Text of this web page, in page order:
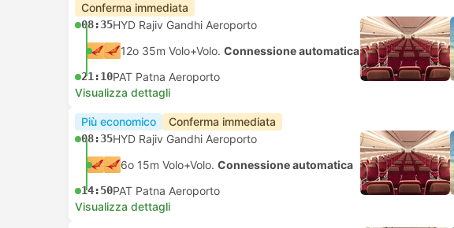
Conferma immediata
08:35HYD Rajiv Gandhi Aeroporto
12o 35m Volo+Volo. Connessione automatica
21:10PAT Patna Aeroporto
Visualizza dettagli
Più economico Conferma immediata
08:35HYD Rajiv Gandhi Aeroporto
6o 15m Volo+Volo. Connessione automatica
14:50PAT Patna Aeroporto
Visualizza dettagli